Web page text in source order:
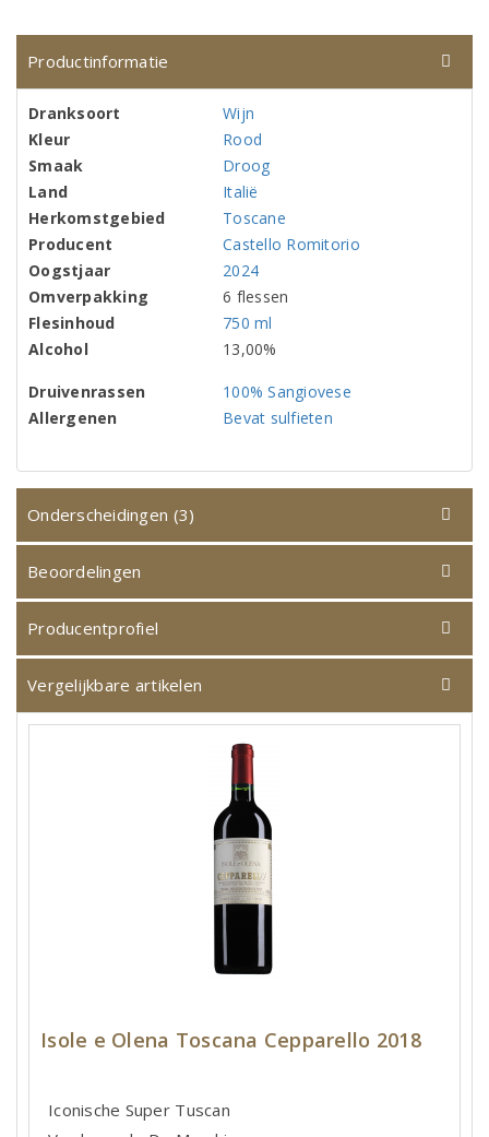
Productinformatie
Dranksoort
Wijn
Kleur
Rood
Smaak
Droog
Land
Italië
Herkomstgebied
Toscane
Producent
Castello Romitorio
Oogstjaar
2024
Omverpakking
6 flessen
Flesinhoud
750 ml
Alcohol
13,00%
Druivenrassen
100% Sangiovese
Allergenen
Bevat sulfieten
Onderscheidingen (3)
Beoordelingen
Producentprofiel
Vergelijkbare artikelen
Isole e Olena Toscana Cepparello 2018
Iconische Super Tuscan